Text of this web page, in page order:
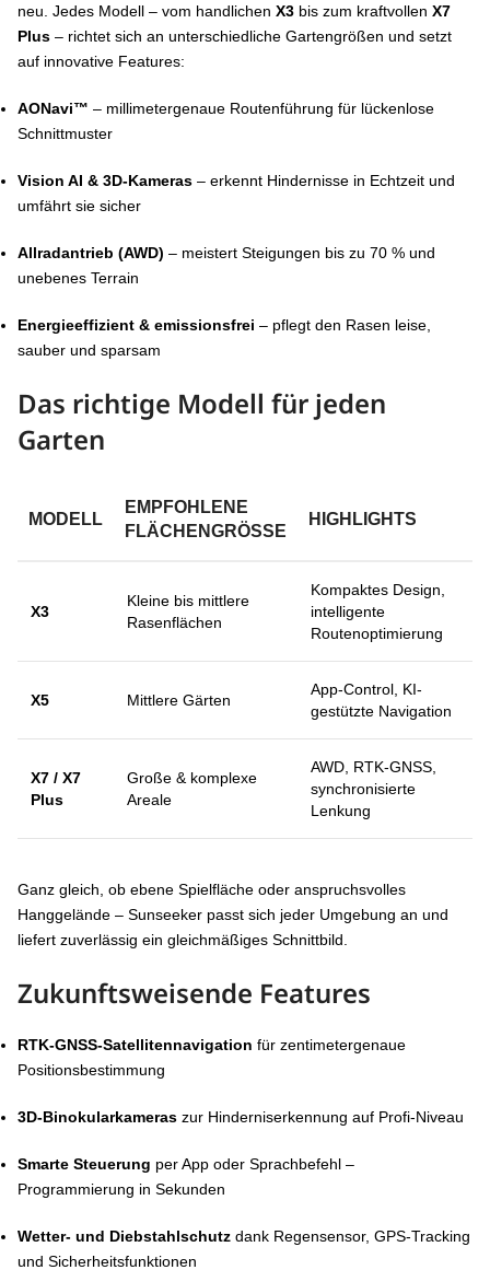
neu. Jedes Modell – vom handlichen X3 bis zum kraftvollen X7
Plus – richtet sich an unterschiedliche Gartengrößen und setzt
auf innovative Features:
AONavi™ – millimetergenaue Routenführung für lückenlose
Schnittmuster
Vision AI & 3D-Kameras – erkennt Hindernisse in Echtzeit und
umfährt sie sicher
Allradantrieb (AWD) – meistert Steigungen bis zu 70 % und
unebenes Terrain
Energieeffizient & emissionsfrei – pflegt den Rasen leise,
sauber und sparsam
Das richtige Modell für jeden
Garten
MODELL
EMPFOHLENE
FLÄCHENGRÖSSE
HIGHLIGHTS
X3
Kleine bis mittlere
Rasenflächen
Kompaktes Design,
intelligente
Routenoptimierung
X5 Mittlere Gärten
App-Control, KI-
gestützte Navigation
X7 / X7
Plus
Große & komplexe
Areale
AWD, RTK-GNSS,
synchronisierte
Lenkung
Ganz gleich, ob ebene Spielfläche oder anspruchsvolles
Hanggelände – Sunseeker passt sich jeder Umgebung an und
liefert zuverlässig ein gleichmäßiges Schnittbild.
Zukunftsweisende Features
RTK-GNSS-Satellitennavigation für zentimetergenaue
Positionsbestimmung
3D-Binokularkameras zur Hinderniserkennung auf Profi-Niveau
Smarte Steuerung per App oder Sprachbefehl –
Programmierung in Sekunden
Wetter- und Diebstahlschutz dank Regensensor, GPS-Tracking
und Sicherheitsfunktionen